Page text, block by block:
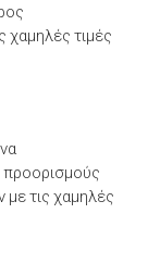
χαμηλές τιμές
προορισμούς
με τις χαμηλές